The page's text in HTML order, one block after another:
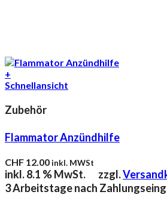
+
Schnellansicht
Zubehör
Flammator Anzündhilfe
CHF 12.00inkl. MWSt
inkl. 8.1 % MwSt. zzgl.
3 Arbeitstage nach